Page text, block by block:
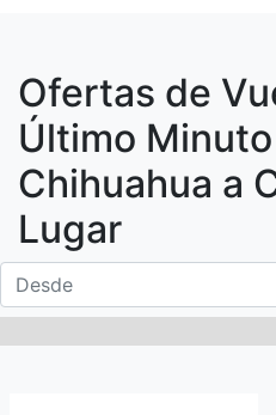
Ofertas de
Último
Chihuahua a
Lugar